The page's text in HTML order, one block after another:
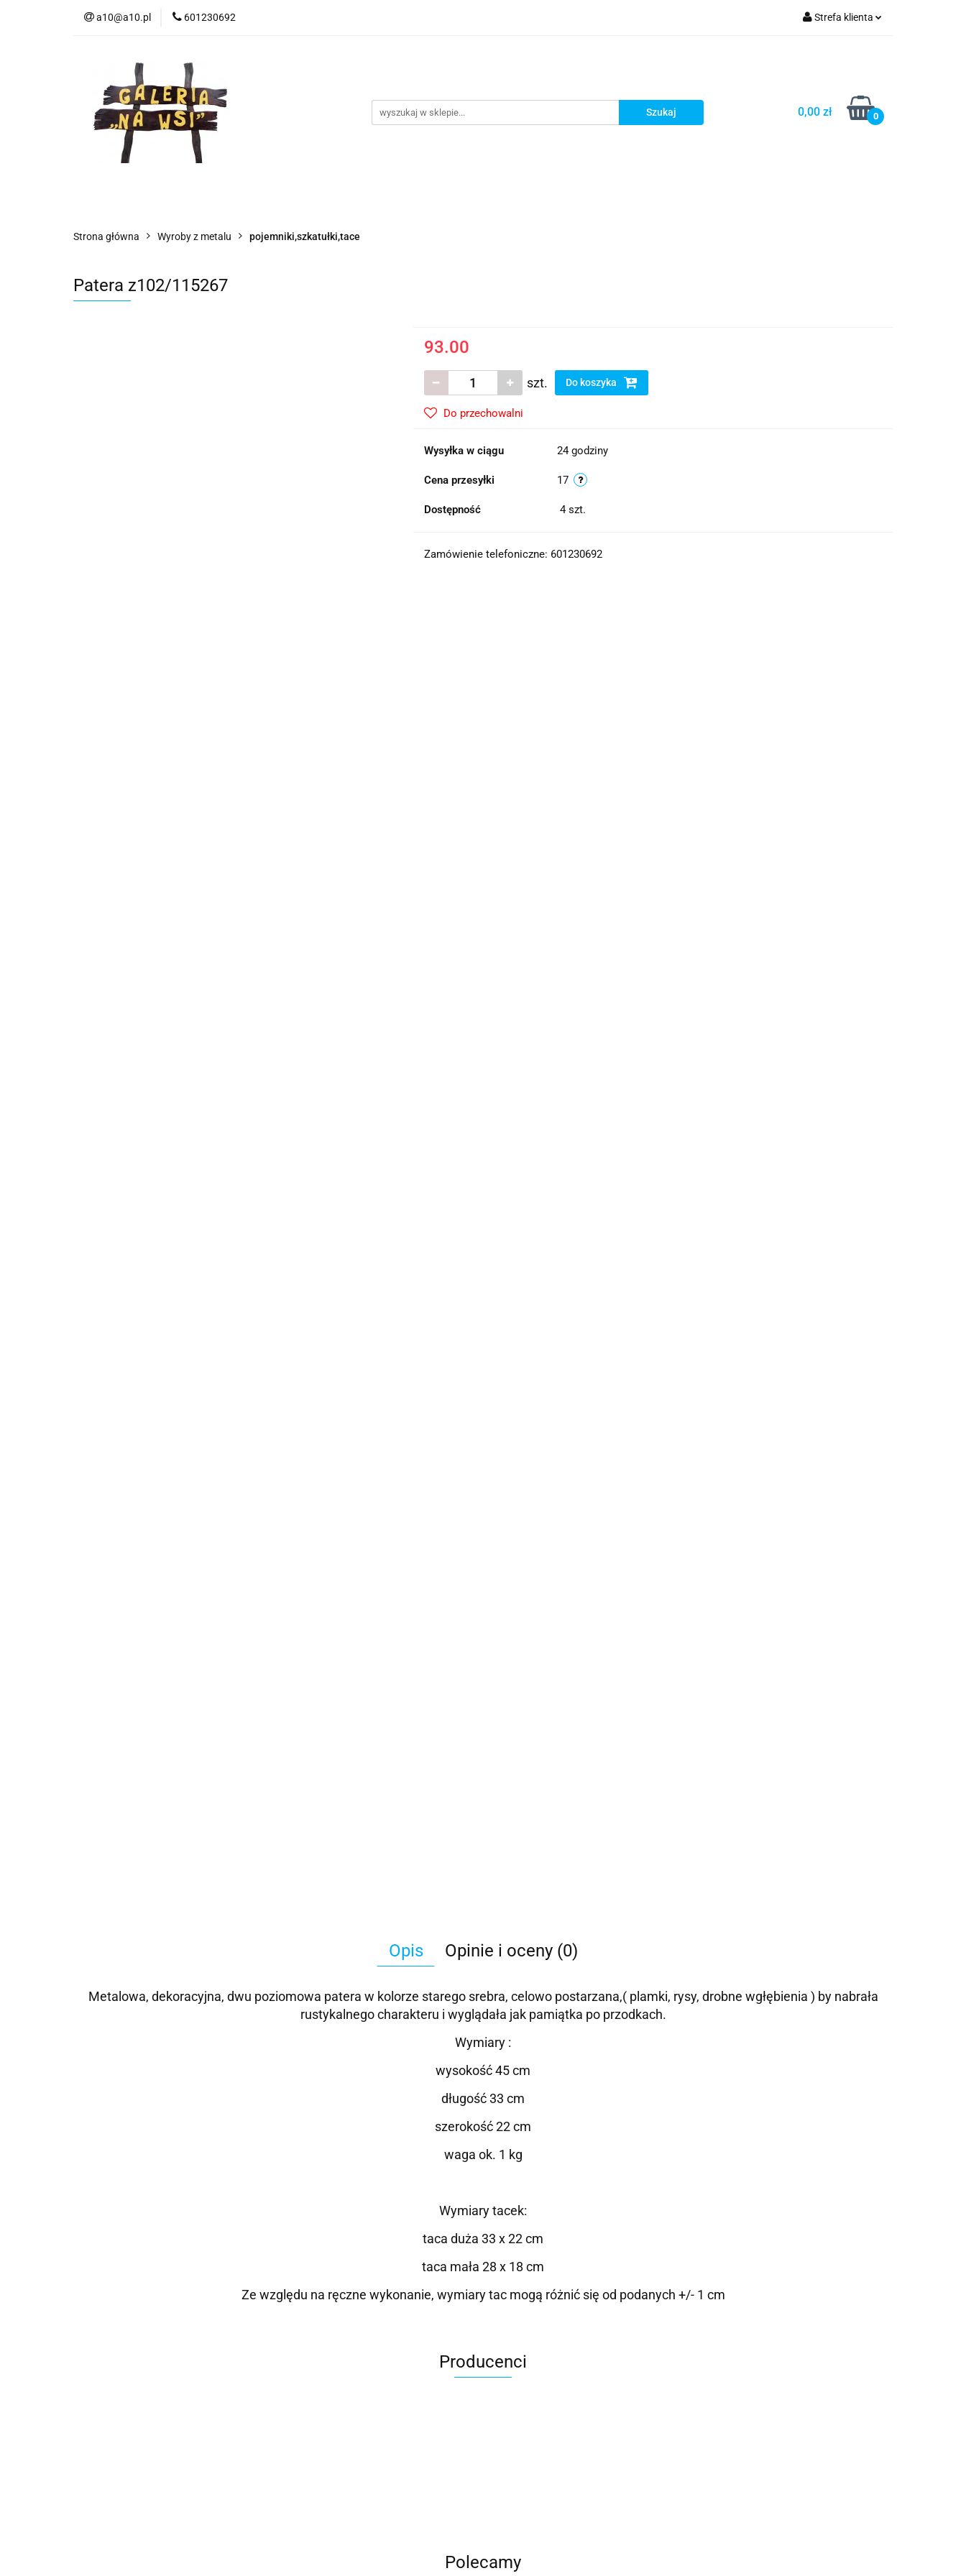
a10@a10.pl 601230692 Strefa klienta
Dodaj zgłoszenie
0,00 zł 0
Strona główna Wyroby z metalu pojemniki,szkatułki,tace
Patera z102/115267
93.00
szt. Do koszyka
Do przechowalni
Wysyłka w ciągu 24 godziny
Cena przesyłki 17
Dostępność 4 szt.
Zamówienie telefoniczne: 601230692
Opis Opinie i oceny (0)
Metalowa, dekoracyjna, dwu poziomowa patera w kolorze starego srebra, celowo postarzana,( plamki, rysy, drobne wgłębienia ) by nabrała
rustykalnego charakteru i wyglądała jak pamiątka po przodkach.
Wymiary :
wysokość 45 cm
długość 33 cm
szerokość 22 cm
waga ok. 1 kg
Wymiary tacek:
taca duża 33 x 22 cm
taca mała 28 x 18 cm
Ze względu na ręczne wykonanie, wymiary tac mogą różnić się od podanych +/- 1 cm
Producenci
Polecamy